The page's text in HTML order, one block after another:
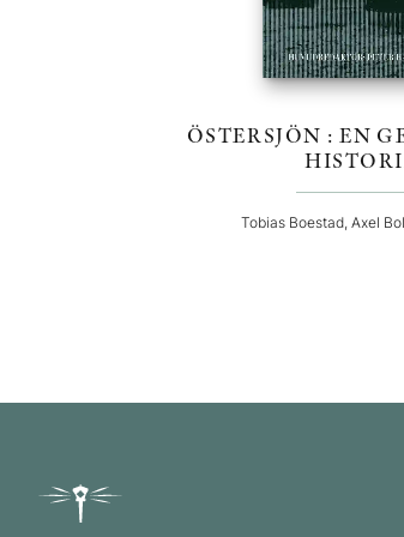
ÖSTERSJÖN : EN
Tobias Boestad, Axel